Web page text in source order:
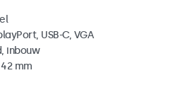
USB-C, VGA
inbouw
mm